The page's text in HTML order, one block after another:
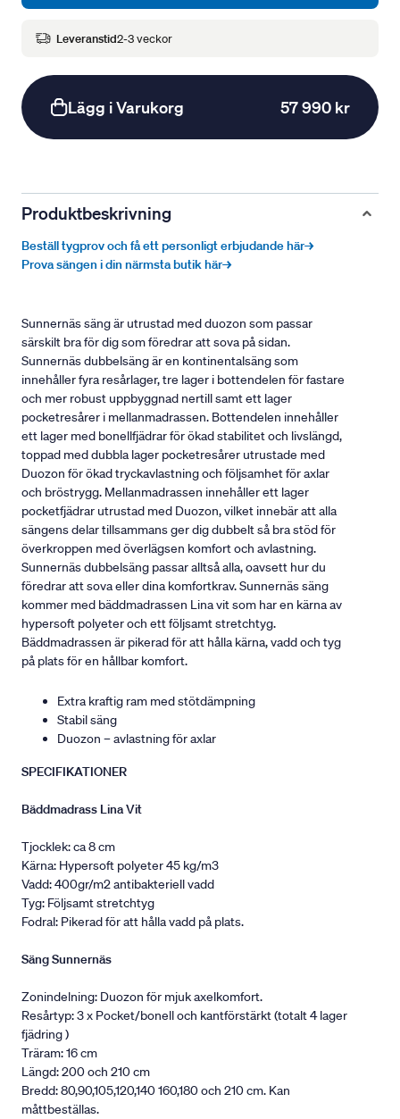
Leveranstid2-3 veckor
Lägg i Varukorg 57 990 kr
Produktbeskrivning
Beställ tygprov och få ett personligt erbjudande här→
Prova sängen i din närmsta butik här→
Sunnernäs säng är utrustad med duozon som passar
särskilt bra för dig som föredrar att sova på sidan.
Sunnernäs dubbelsäng är en kontinentalsäng som
innehåller fyra resårlager, tre lager i bottendelen för fastare
och mer robust uppbyggnad nertill samt ett lager
pocketresårer i mellanmadrassen. Bottendelen innehåller
ett lager med bonellfjädrar för ökad stabilitet och livslängd,
toppad med dubbla lager pocketresårer utrustade med
Duozon för ökad tryckavlastning och följsamhet för axlar
och bröstrygg. Mellanmadrassen innehåller ett lager
pocketfjädrar utrustad med Duozon, vilket innebär att alla
sängens delar tillsammans ger dig dubbelt så bra stöd för
överkroppen med överlägsen komfort och avlastning.
Sunnernäs dubbelsäng passar alltså alla, oavsett hur du
föredrar att sova eller dina komfortkrav. Sunnernäs säng
kommer med bäddmadrassen Lina vit som har en kärna av
hypersoft polyeter och ett följsamt stretchtyg.
Bäddmadrassen är pikerad för att hålla kärna, vadd och tyg
på plats för en hållbar komfort.
Extra kraftig ram med stötdämpning
Stabil säng
Duozon – avlastning för axlar
SPECIFIKATIONER
Bäddmadrass Lina Vit
Tjocklek: ca 8 cm
Kärna: Hypersoft polyeter 45 kg/m3
Vadd: 400gr/m2 antibakteriell vadd
Tyg: Följsamt stretchtyg
Fodral: Pikerad för att hålla vadd på plats.
Säng Sunnernäs
Zonindelning: Duozon för mjuk axelkomfort.
Resårtyp: 3 x Pocket/bonell och kantförstärkt (totalt 4 lager
fjädring )
Träram: 16 cm
Längd: 200 och 210 cm
Bredd: 80,90,105,120,140 160,180 och 210 cm. Kan
måttbeställas.